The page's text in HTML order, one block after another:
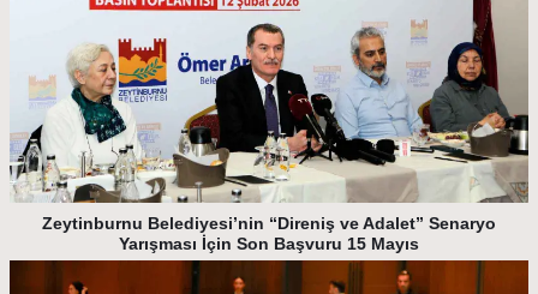
Zeytinburnu Belediyesi’nin “Direniş ve Adalet” Senaryo
Yarışması İçin Son Başvuru 15 Mayıs